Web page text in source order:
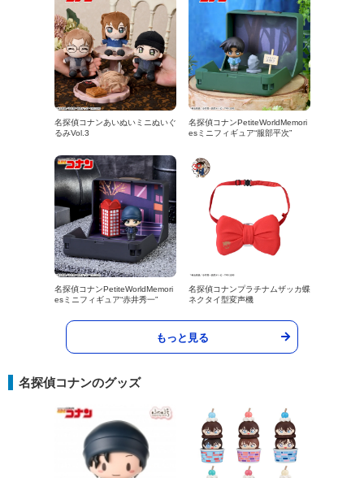
名探偵コナンあいぬいミニぬいぐ
るみVol.3
名探偵コナンPetiteWorldMemori
esミニフィギュア“服部平次”
名探偵コナンPetiteWorldMemori
esミニフィギュア“赤井秀一”
名探偵コナンプラチナムザッカ蝶
ネクタイ型変声機
もっと見る
名探偵コナンのグッズ